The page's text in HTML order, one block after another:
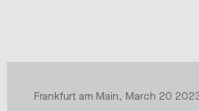
Frankfurt am Main, March 20